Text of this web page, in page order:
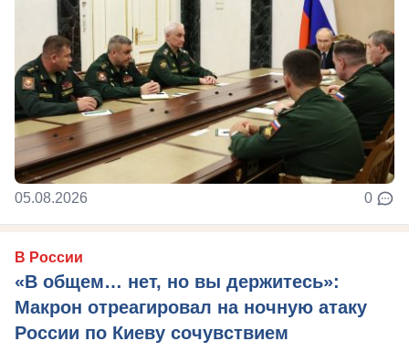
05.08.2026 0
В России
«В общем… нет, но вы держитесь»:
Макрон отреагировал на ночную атаку
России по Киеву сочувствием